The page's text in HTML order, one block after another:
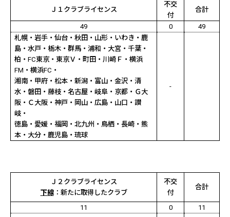
Ｊ１クラブライセンス
不交
付
合計
49 0
49
札幌・岩手・仙台・秋田・山形・いわき・鹿
島・水戸・栃木・群馬・浦和・大宮・千葉・
柏・FC東京・東京Ｖ・町田・川崎Ｆ・横浜
FM ・横浜FC ・
湘南・甲府・松本・新潟・富山・金沢・清
水・磐田・藤枝・名古屋・岐阜・京都・Ｇ大
阪・Ｃ大阪・神戸・岡山・広島・山口・讃
岐・
徳島・愛媛・福岡・北九州・鳥栖・長崎・熊
本・大分・鹿児島・琉球
-
Ｊ２クラブライセンス
下線：新たに取得したクラブ
不交
付
合計
11 0
11